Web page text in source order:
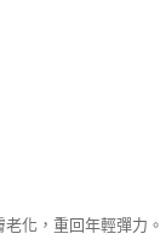
化，重回年輕彈力。